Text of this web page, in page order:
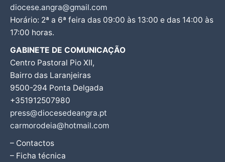
diocese.angra@gmail.com
Horário: 2ª a 6ª feira das 09:00 às 13:00 e das 14:00 às
17:00 horas.
GABINETE DE COMUNICAÇÃO
Centro Pastoral Pio XII,
Bairro das Laranjeiras
9500-294 Ponta Delgada
+351912507980
press@diocesedeangra.pt
carmorodeia@hotmail.com
– Contactos
– Ficha técnica